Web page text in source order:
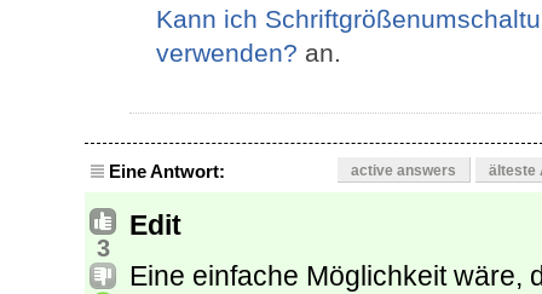
Kann ich
verwenden? an.
Eine Antwort: active answers älteste
3
Edit
Eine einfache Möglichkeit wäre,